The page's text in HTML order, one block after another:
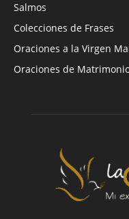
Salmos
Colecciones de Frases
Oraciones a la Virgen
Oraciones de